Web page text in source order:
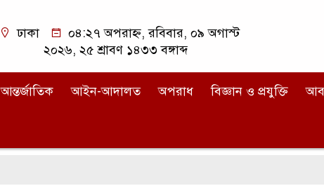
ঢাকা
০৪:২৭ অপরাহ্ন, রবিবার, ০৯ অগাস্ট
২০২৬, ২৫ শ্রাবণ ১৪৩৩ বঙ্গাব্দ
আন্তর্জাতিক আইন-আদালত অপরাধ বিজ্ঞান ও প্রযুক্তি